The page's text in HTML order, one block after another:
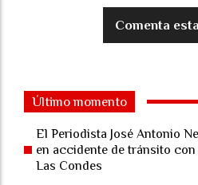
Comenta
Último momento
El Periodista José Antonio
en accidente de tránsito
Las Condes